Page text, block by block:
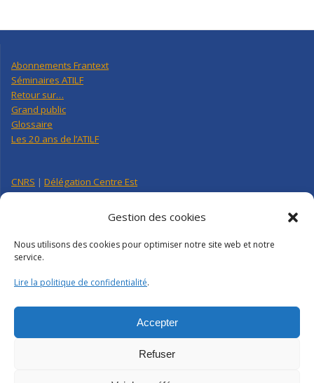
Gestion des cookies
Nous utilisons des cookies pour optimiser notre site web et notre
service.
Lire la politique de confidentialité.
Accepter
Refuser
Abonnements Frantext
Séminaires ATILF
Retour sur…
Grand public
Glossaire
Les 20 ans de l’ATILF
CNRS | Délégation Centre Est
Université de Lorraine
CNRS Hebdo Centre-Est
Contact|Plan d’accès
Crédits